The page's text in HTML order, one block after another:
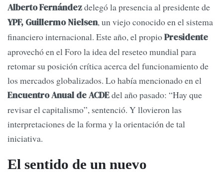
Alberto Fernándezdelegó la presencia al presidente de
YPF, Guillermo Nielsen, un viejo conocido en el sistema
financiero internacional. Este año, el propioPresidente
aprovechó en el Foro la idea del reseteo mundial para
retomar su posición crítica acerca del funcionamiento de
los mercados globalizados. Lo había mencionado en el
Encuentro Anual de ACDEdel año pasado: “Hay que
revisar el capitalismo”, sentenció. Y llovieron las
interpretaciones de la forma y la orientación de tal
iniciativa.
El sentido de un nuevo